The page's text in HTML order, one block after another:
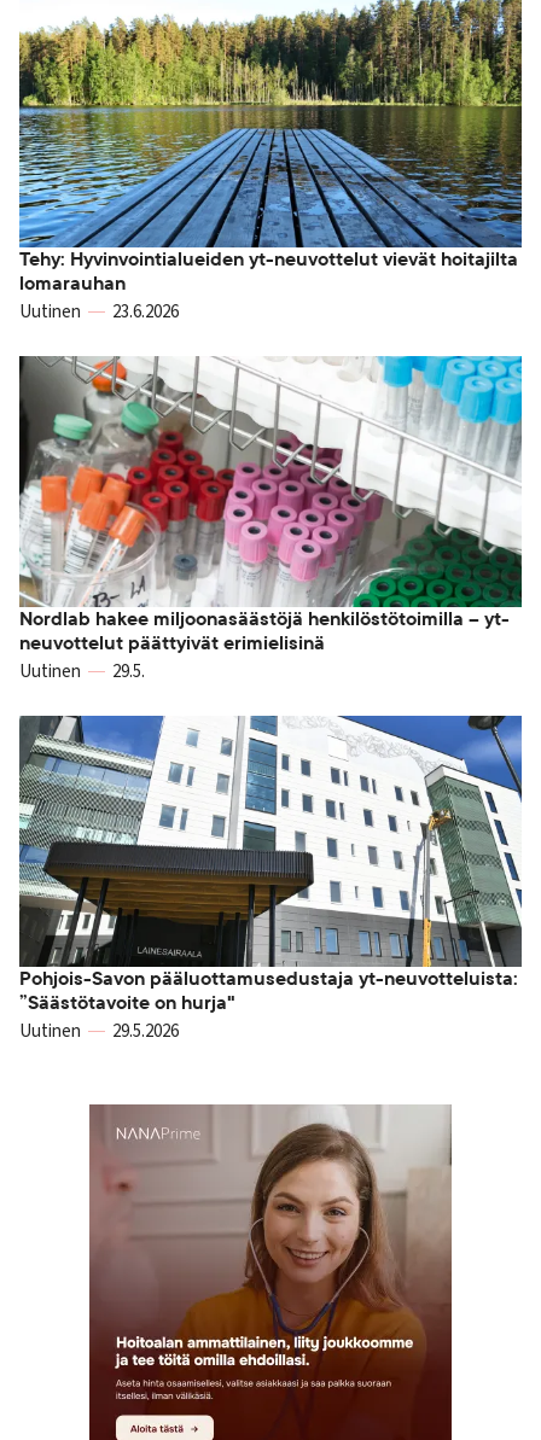
Tehy: Hyvinvointialueiden yt-neuvottelut vievät hoitajilta
lomarauhan
Uutinen 23.6.2026
Nordlab hakee miljoonasäästöjä henkilöstötoimilla – yt-
neuvottelut päättyivät erimielisinä
Uutinen 29.5.
Pohjois-Savon pääluottamusedustaja yt-neuvotteluista:
”Säästötavoite on hurja"
Uutinen 29.5.2026